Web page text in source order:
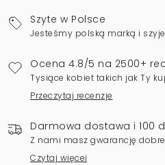
Szyte w Polsce
Jesteśmy polską marką i
Ocena 4.8/5 na 2500+
Tysiące kobiet takich jak Ty
Przeczytaj recenzje
Darmowa dostawa i 100
Z nami masz gwarancję
Czytaj więcej